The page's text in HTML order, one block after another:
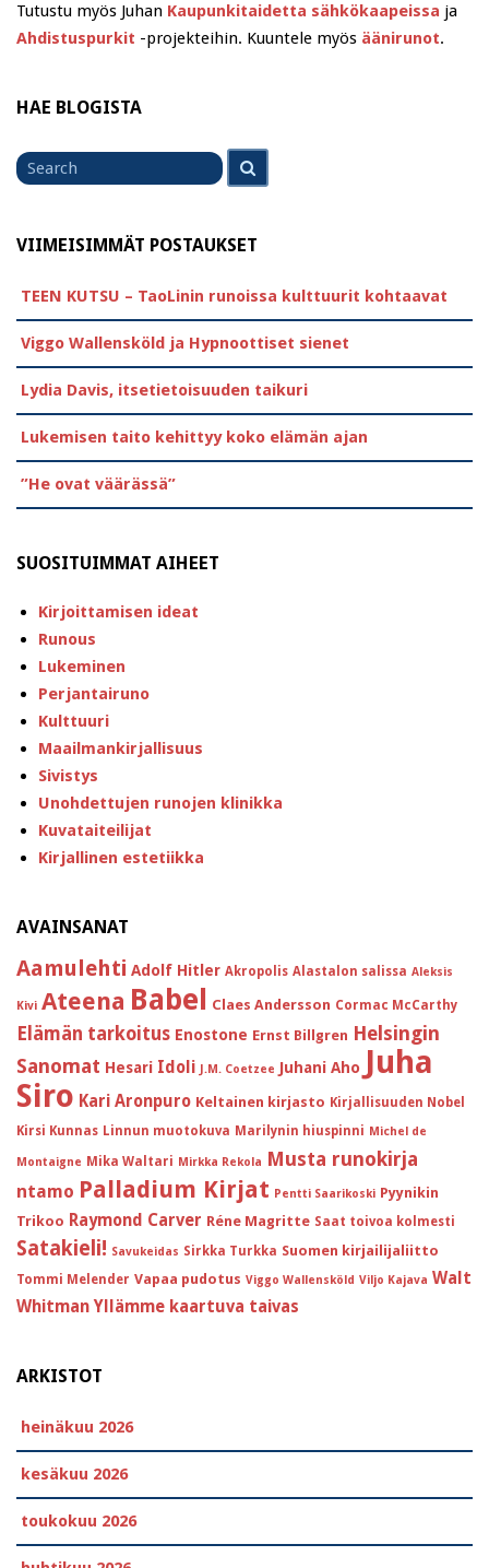
Tutustu myös Juhan Kaupunkitaidetta sähkökaapeissa ja
Ahdistuspurkit -projekteihin. Kuuntele myös äänirunot.
HAE BLOGISTA
Search
for
VIIMEISIMMÄT POSTAUKSET
TEEN KUTSU – TaoLinin runoissa kulttuurit kohtaavat
Viggo Wallensköld ja Hypnoottiset sienet
Lydia Davis, itsetietoisuuden taikuri
Lukemisen taito kehittyy koko elämän ajan
”He ovat väärässä”
SUOSITUIMMAT AIHEET
Kirjoittamisen ideat
Runous
Lukeminen
Perjantairuno
Kulttuuri
Maailmankirjallisuus
Sivistys
Unohdettujen runojen klinikka
Kuvataiteilijat
Kirjallinen estetiikka
AVAINSANAT
Aamulehti Adolf Hitler Akropolis Alastalon salissa Aleksis
Kivi Ateena Babel Claes Andersson Cormac McCarthy
Elämän tarkoitus Enostone Ernst Billgren Helsingin
Sanomat Hesari Idoli J.M. Coetzee Juhani Aho Juha
Siro Kari Aronpuro Keltainen kirjasto Kirjallisuuden Nobel
Kirsi Kunnas Linnun muotokuva Marilynin hiuspinni Michel de
Montaigne Mika Waltari Mirkka Rekola Musta runokirja
ntamo Palladium Kirjat Pentti Saarikoski Pyynikin
Trikoo Raymond Carver Réne Magritte Saat toivoa kolmesti
Satakieli! Savukeidas Sirkka Turkka Suomen kirjailijaliitto
Tommi Melender Vapaa pudotus Viggo Wallensköld Viljo Kajava Walt
Whitman Yllämme kaartuva taivas
ARKISTOT
heinäkuu 2026
kesäkuu 2026
toukokuu 2026